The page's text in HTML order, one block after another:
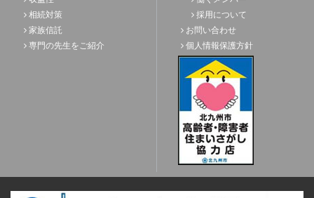
相続対策
家族信託
専門の先生をご紹介
採用について
お問い合わせ
個人情報保護方針